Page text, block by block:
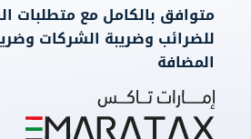
متوافق بالكامل مع متطلبات
للضرائب وضريبة الشركات
المضافة